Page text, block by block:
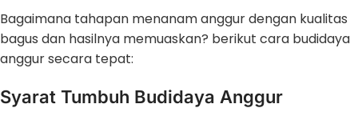
Bagaimana tahapan menanam anggur dengan kualitas
bagus dan hasilnya memuaskan? berikut cara budidaya
anggur secara tepat:
Syarat Tumbuh Budidaya Anggur